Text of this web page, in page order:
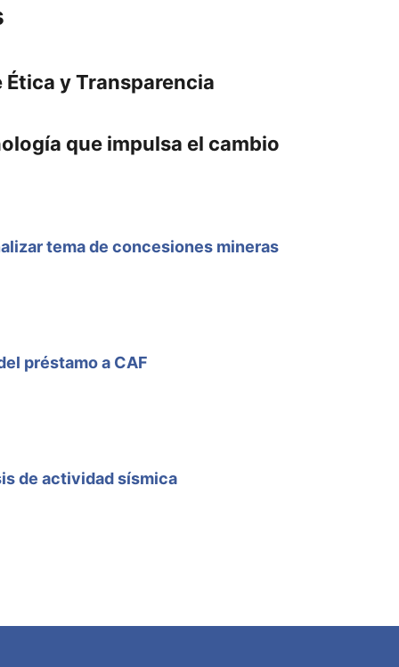
Ética y Transparencia
que impulsa el cambio
tema de concesiones mineras
préstamo a CAF
de actividad sísmica